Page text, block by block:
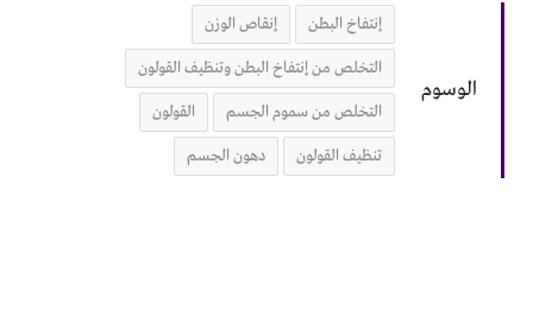
الوسوم
إنتفاخ البطن إنقاص الوزن
التخلص من إنتفاخ البطن وتنظيف القولون
التخلص من سموم الجسم القولون
تنظيف القولون دهون الجسم